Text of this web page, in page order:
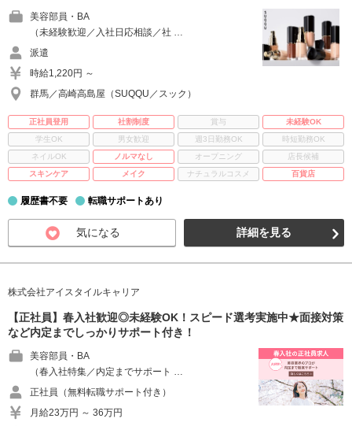
美容部員・BA
（未経験歓迎／入社日応相談／社 …
派遣
時給1,220円 ～
群馬／高崎高島屋（SUQQU／スック）
正社員登用 社割制度 賞与
未経験OK
学生OK
男女歓迎 週3日勤務OK
時短勤務OK
ネイルOK
ノルマなし オープニング
店長候補
スキンケア
メイク ナチュラルコスメ 百貨店
履歴書不要 転職サポートあり
気になる 詳細を見る
株式会社アイスタイルキャリア
【正社員】春入社歓迎◎未経験OK！スピード選考実施中★面接対策
など内定までしっかりサポート付き！
美容部員・BA
（春入社特集／内定までサポート …
正社員（無料転職サポート付き）
月給23万円 ～ 36万円